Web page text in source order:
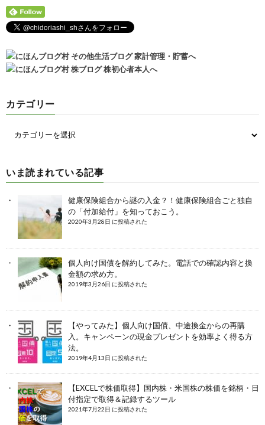
カテゴリー
いま読まれている記事
健康保険組合から謎の入金？！健康保険組合ごと独自
の「付加給付」を知っておこう。
2020年3月28日 に投稿された
個人向け国債を解約してみた。電話での確認内容と換
金額の求め方。
2019年3月26日 に投稿された
【やってみた】個人向け国債、中途換金からの再購
入。キャンペーンの現金プレゼントを効率よく得る方
法。
2019年4月13日 に投稿された
【EXCELで株価取得】国内株・米国株の株価を銘柄・日
付指定で取得＆記録するツール
2021年7月22日 に投稿された